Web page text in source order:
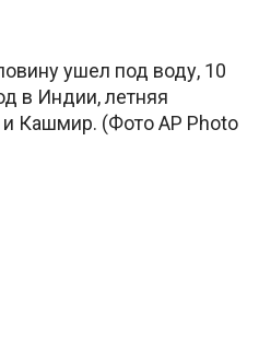
ушел под воду, 10
в Индии, летняя
Кашмир. (Фото AP Photo